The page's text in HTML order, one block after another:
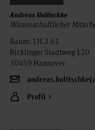
Andreas Holitschke
Wissenschaftlicher
Raum: 1H.2.61
Ricklinger Stadtweg 120
30459 Hannover
Profil